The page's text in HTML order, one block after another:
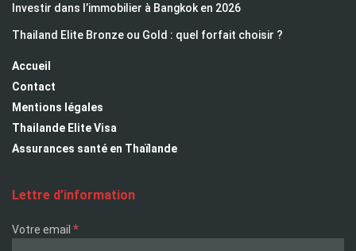
Investir dans l’immobilier à Bangkok en 2026
Thailand Elite Bronze ou Gold : quel forfait choisir ?
Accueil
Contact
Mentions légales
Thailande Elite Visa
Assurances santé en Thaïlande
Lettre d’information
Votre email *